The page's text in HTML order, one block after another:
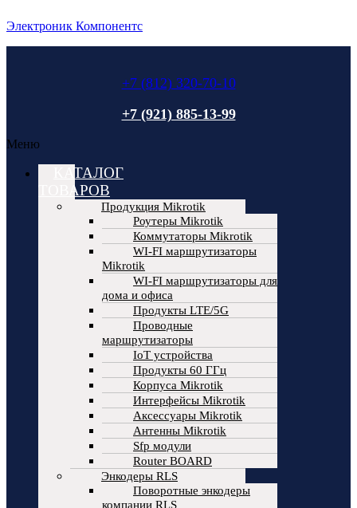
Электроник Компонентс
+7 (812) 320-70-10
+7 (921) 885-13-99
Меню
КАТАЛОГ
ТОВАРОВ
Продукция Mikrotik
Роутеры Mikrotik
Коммутаторы Mikrotik
WI-FI маршрутизаторы
Mikrotik
WI-FI маршрутизаторы для
дома и офиса
Продукты LTE/5G
Проводные
маршрутизаторы
IoT устройства
Продукты 60 ГГц
Корпуса Mikrotik
Интерфейсы Mikrotik
Аксессуары Mikrotik
Антенны Mikrotik
Sfp модули
Router BOARD
Энкодеры RLS
Поворотные энкодеры
компании RLS